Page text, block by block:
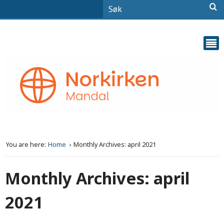
You are here: Home Monthly Archives: april 2021
Monthly Archives: april
2021